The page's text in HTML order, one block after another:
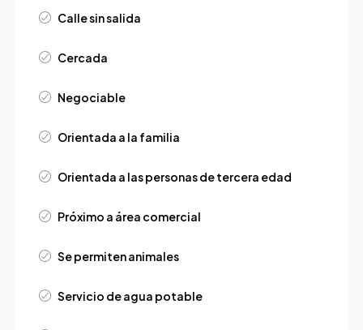
Calle sin salida
Cercada
Negociable
Orientada a la familia
Orientada a las personas de tercera edad
Próximo a área comercial
Se permiten animales
Servicio de agua potable